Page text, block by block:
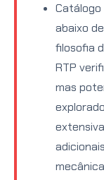
abaixo
filosofia
RTP
mas
mecânica